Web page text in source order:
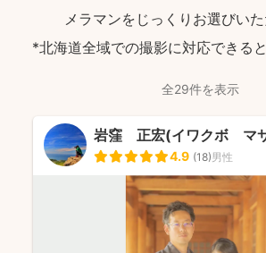
メラマンをじっくりお選びいた
*北海道全域での撮影に対応できる
全29件を表示
岩窪 正宏(イワクボ マサ
4.9 (18)男性